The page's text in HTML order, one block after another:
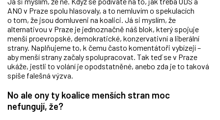
ANO v Praze spolu hlasovaly, a to nemluvím o spekulacích
o tom, že jsou domluveni na koalici. Já si myslím, že
alternativou v Praze je jednoznačně náš blok, který spojuje
menší proevropské, demokratické, konzervativní a liberální
strany. Naplňujeme to, k čemu často komentátoři vybízejí –
aby menší strany začaly spolupracovat. Tak teď se v Praze
ukáže, jestli to volání je opodstatněné, anebo zda je to taková
spíše falešná výzva.
No ale ony ty koalice menších stran moc
nefungují, že?